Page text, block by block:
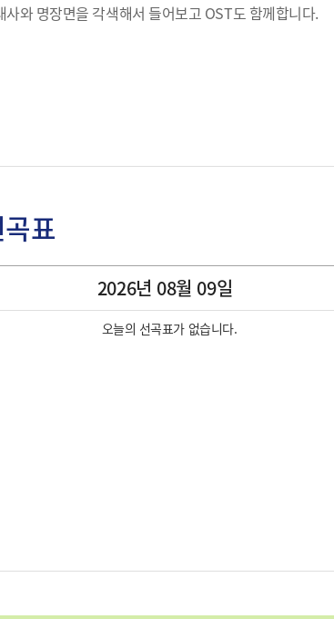
사와 명장면을 각색해서 들어보고 OST도 함께합니다.
표
2026년 08월 09일
오늘의 선곡표가 없습니다.